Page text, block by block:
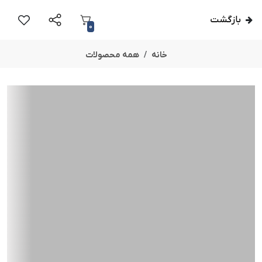
بازگشت
0
خانه همه محصولات